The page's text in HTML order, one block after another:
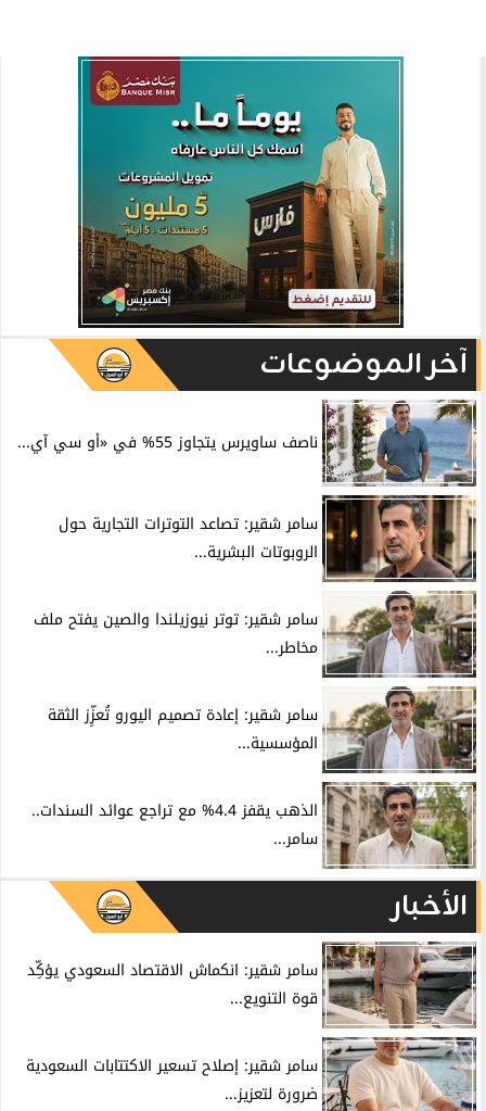
آخر الموضوعات
ناصف ساويرس يتجاوز 55% في «أو سي آي...
سامر شقير: تصاعد التوترات التجارية حول
الروبوتات البشرية...
سامر شقير: توتر نيوزيلندا والصين يفتح ملف
مخاطر...
سامر شقير: إعادة تصميم اليورو تُعزِّز الثقة
المؤسسية...
الذهب يقفز 4.4% مع تراجع عوائد السندات..
سامر...
الأخبار
سامر شقير: انكماش الاقتصاد السعودي يؤكِّد
قوة التنويع...
سامر شقير: إصلاح تسعير الاكتتابات السعودية
ضرورة لتعزيز...